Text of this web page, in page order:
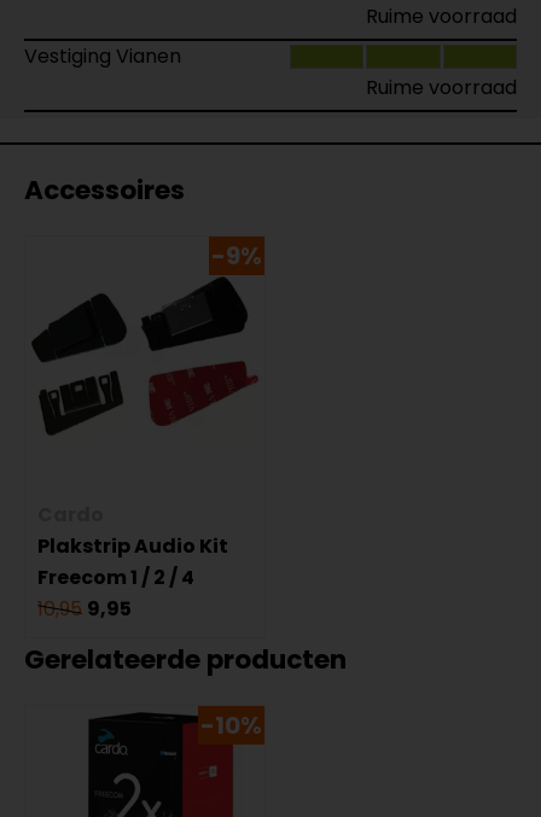
Ruime voorraad
Vestiging Vianen
Ruime voorraad
Accessoires
-9%
Plakstrip Audio Kit
Freecom 1 / 2 / 4
10,95 9,95
Gerelateerde producten
-10%